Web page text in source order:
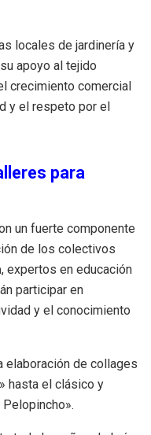
locales de jardinería y
apoyo al tejido
crecimiento comercial
y el respeto por el
para
un fuerte componente
de los colectivos
, expertos en educación
participar en
y el conocimiento
elaboración de collages
hasta el clásico y